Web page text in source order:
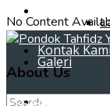
Kontak
Galeri
Kontak Kami
No Content
About Us